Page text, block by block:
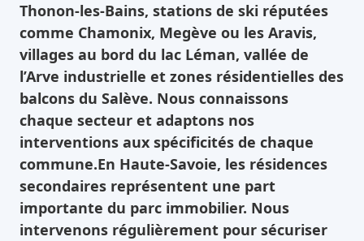
Thonon-les-Bains, stations de ski réputées
comme Chamonix, Megève ou les Aravis,
villages au bord du lac Léman, vallée de
l’Arve industrielle et zones résidentielles des
balcons du Salève. Nous connaissons
chaque secteur et adaptons nos
interventions aux spécificités de chaque
commune.En Haute-Savoie, les résidences
secondaires représentent une part
importante du parc immobilier. Nous
intervenons régulièrement pour sécuriser